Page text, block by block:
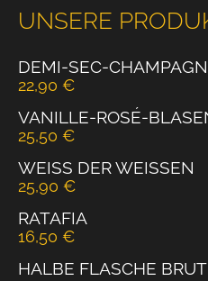
UNSERE
DEMI-SEC-
22,90 €
VANILLE-ROSÉ-
25,50 €
WEISS DER WEISSEN
25,90 €
RATAFIA
16,50 €
HALBE FLASCHE BRUT